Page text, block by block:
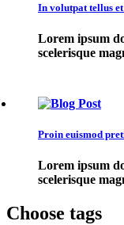
In volutpat tellus
Lorem ipsum
scelerisque
Proin euismod
Lorem ipsum
scelerisque
Choose tags